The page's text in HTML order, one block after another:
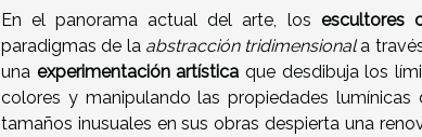
En el panorama actual del arte, los escultores
paradigmas de la abstracción tridimensionala
una experimentación artística que desdibuja los
colores y manipulando las propiedades
tamaños inusuales en sus obras despierta una